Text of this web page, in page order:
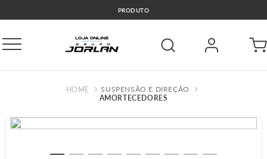
🚛COMPRE E RETIRE GRÁTIS GO
SUSPENSÃO E DIREÇÃO
AMORTECEDORES